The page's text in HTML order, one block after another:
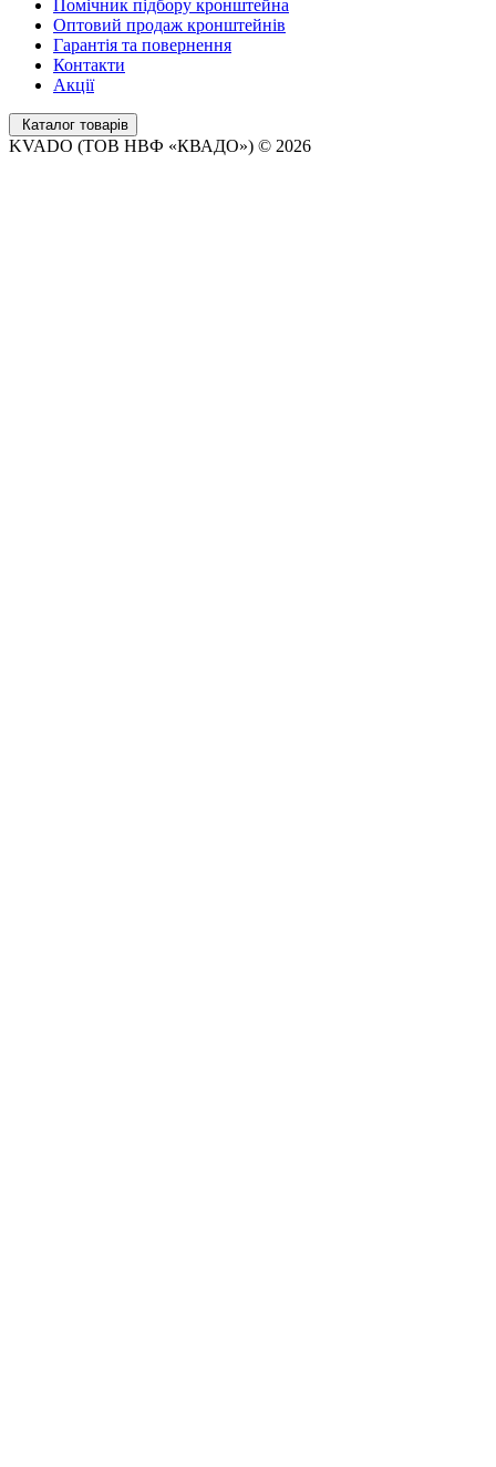
Помічник підбору кронштейна
Оптовий продаж кронштейнів
Гарантія та повернення
Контакти
Акції
Каталог товарів
KVADO (ТОВ НВФ «КВАДО») © 2026